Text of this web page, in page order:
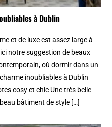
à Dublin
et de luxe est assez large à
notre suggestion de beaux
où dormir dans un
inoubliables à Dublin
cosy et chic Une très belle
bâtiment de style […]